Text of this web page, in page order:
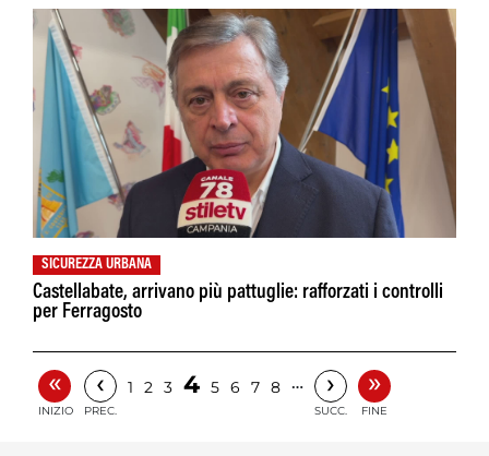
SICUREZZA URBANA
Castellabate, arrivano più pattuglie: rafforzati i controlli
per Ferragosto
«
INIZIO
‹
PREC.
1 2 3 4 5 6 7 8 … ›
SUCC.
»
FINE